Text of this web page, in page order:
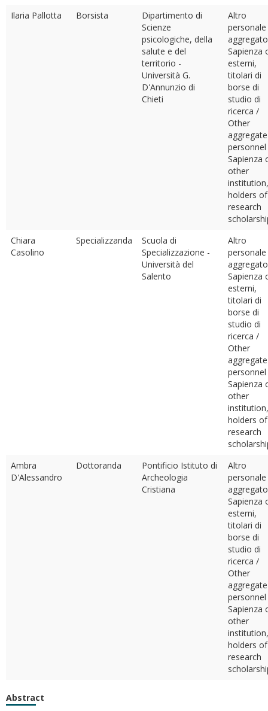
Ilaria Pallotta
Borsista
Dipartimento di
Scienze
psicologiche, della
salute e del
territorio -
Università G.
D'Annunzio di
Chieti
Altro
personale
aggregato
Sapienza
esterni,
titolari di
borse di
studio di
ricerca /
Other
aggregate
personnel
Sapienza
other
institution,
holders of
research
Chiara
Casolino
Specializzanda
Scuola di
Specializzazione -
Università del
Salento
Altro
personale
aggregato
Sapienza
esterni,
titolari di
borse di
studio di
ricerca /
Other
aggregate
personnel
Sapienza
other
institution,
holders of
research
Ambra
D'Alessandro
Dottoranda
Pontificio Istituto di
Archeologia
Cristiana
Altro
personale
aggregato
Sapienza
esterni,
titolari di
borse di
studio di
ricerca /
Other
aggregate
personnel
Sapienza
other
institution,
holders of
research
Abstract